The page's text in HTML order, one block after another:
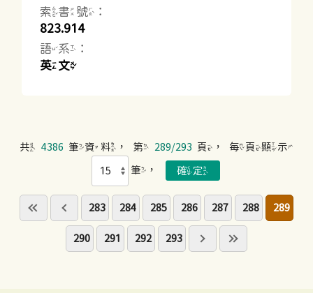
索書號：
823.914
語系：
英文
共 4386 筆資料，第 289/293 頁，每頁顯示
筆，
283 284 285 286 287 288 289
290 291 292 293